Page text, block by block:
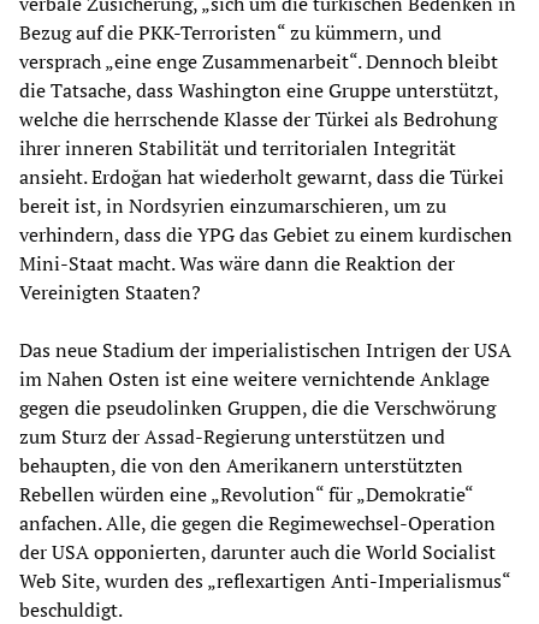
Bezug auf die PKK-Terroristen“ zu kümmern, und
versprach „eine enge Zusammenarbeit“. Dennoch bleibt
die Tatsache, dass Washington eine Gruppe unterstützt,
welche die herrschende Klasse der Türkei als Bedrohung
ihrer inneren Stabilität und territorialen Integrität
ansieht. Erdoğan hat wiederholt gewarnt, dass die Türkei
bereit ist, in Nordsyrien einzumarschieren, um zu
verhindern, dass die YPG das Gebiet zu einem kurdischen
Mini-Staat macht. Was wäre dann die Reaktion der
Vereinigten Staaten?
Das neue Stadium der imperialistischen Intrigen der USA
im Nahen Osten ist eine weitere vernichtende Anklage
gegen die pseudolinken Gruppen, die die Verschwörung
zum Sturz der Assad-Regierung unterstützen und
behaupten, die von den Amerikanern unterstützten
Rebellen würden eine „Revolution“ für „Demokratie“
anfachen. Alle, die gegen die Regimewechsel-Operation
der USA opponierten, darunter auch die World Socialist
Web Site, wurden des „reflexartigen Anti-Imperialismus“
beschuldigt.